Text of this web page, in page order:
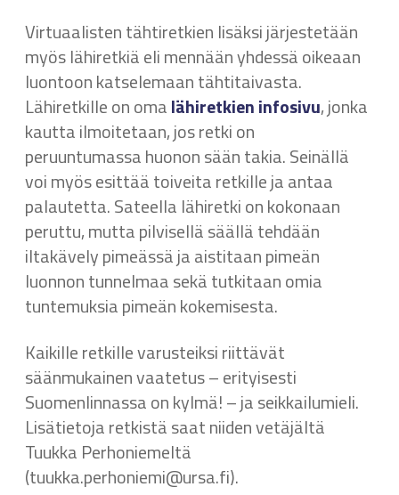
Virtuaalisten tähtiretkien lisäksi järjestetään
myös lähiretkiä eli mennään yhdessä oikeaan
luontoon katselemaan tähtitaivasta.
Lähiretkille on omalähiretkien infosivu, jonka
kautta ilmoitetaan, jos retki on
peruuntumassa huonon sään takia. Seinällä
voi myös esittää toiveita retkille ja antaa
palautetta. Sateella lähiretki on kokonaan
peruttu, mutta pilvisellä säällä tehdään
iltakävely pimeässä ja aistitaan pimeän
luonnon tunnelmaa sekä tutkitaan omia
tuntemuksia pimeän kokemisesta.
Kaikille retkille varusteiksi riittävät
säänmukainen vaatetus – erityisesti
Suomenlinnassa on kylmä! – ja seikkailumieli.
Lisätietoja retkistä saat niiden vetäjältä
Tuukka Perhoniemeltä
(tuukka.perhoniemi@ursa.fi).